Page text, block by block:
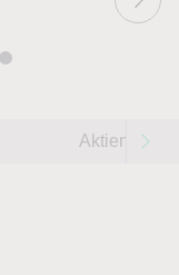
Aktien im